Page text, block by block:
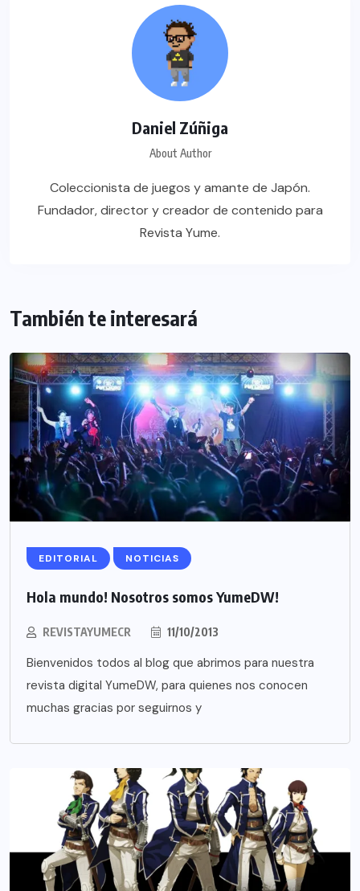
Daniel Zúñiga
About Author
Coleccionista de juegos y amante de Japón.
Fundador, director y creador de contenido para
Revista Yume.
También te interesará
EDITORIAL NOTICIAS
Hola mundo! Nosotros somos YumeDW!
REVISTAYUMECR 11/10/2013
Bienvenidos todos al blog que abrimos para nuestra
revista digital YumeDW, para quienes nos conocen
muchas gracias por seguirnos y